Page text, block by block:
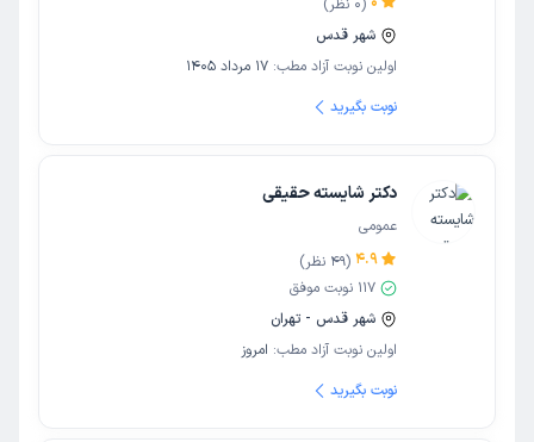
(
0 نظر)
شهر قدس
اولین نوبت آزاد مطب: 17 مرداد 1405
نوبت بگیرید
دکتر شایسته حقیقی
عمومی
4.9
(
49 نظر)
117 نوبت موفق
شهر قدس - تهران
اولین نوبت آزاد مطب: امروز
نوبت بگیرید